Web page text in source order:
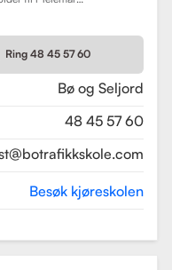
opplæring for
B96 og BE, samt
trafikalt
førstehjelp
Ring 48 45 57 60
Bø og Seljord
48 45 57 60
Besøk kjøreskolen